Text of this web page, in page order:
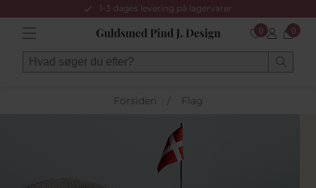
1-3 dages levering på lagervarer
0 0
Forsiden / Flag